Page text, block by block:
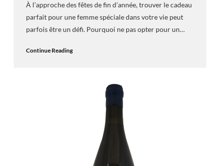
À l’approche des fêtes de fin d’année, trouver le cadeau
parfait pour une femme spéciale dans votre vie peut
parfois être un défi. Pourquoi ne pas opter pour un…
Continue Reading